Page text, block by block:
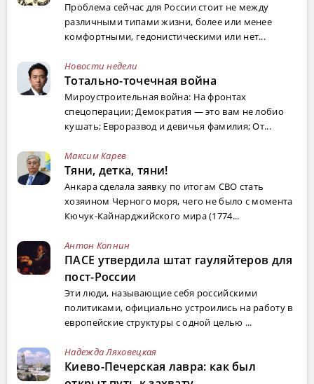
Проблема сейчас для России стоит не между
различными типами жизни, более или менее
комфортными, гедонистическими или нет...
Новости недели
Тотально-точечная война
Мироустроительная война: На фронтах
спецоперации; Демократия — это вам не лобио
кушать; Евроразвод и девичья фамилия; От...
Максим Карев
Тяни, детка, тяни!
Анкара сделала заявку по итогам СВО стать
хозяином Черного моря, чего не было с момента
Кючук-Кайнарджийского мира (1774...
Антон Копнин
ПАСЕ утвердила штат гауляйтеров для
пост-России
Эти люди, называющие себя российскими
политиками, официально устроились на работу в
европейские структуры с одной целью ...
Надежда Ляховецкая
Киево-Печерская лавра: как был